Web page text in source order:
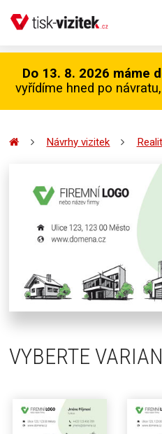
Do 13. 8. 2026 máme
vyřídíme hned po
Návrhy vizitek
VYBERTE